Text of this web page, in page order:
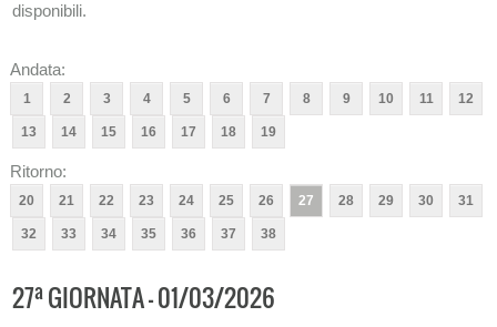
disponibili.
Andata:
1 2 3 4 5 6 7 8 9 10 11 12
13 14 15 16 17 18 19
Ritorno:
20 21 22 23 24 25 26 27 28 29 30 31
32 33 34 35 36 37 38
27a GIORNATA - 01/03/2026